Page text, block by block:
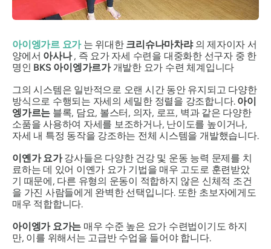
아이엥가르 요가는 위대한 크리슈나마차랴의 제자이자 서
양에서 아사나 , 즉 요가 자세 수련을 대중화한 선구자 중 한
명인 BKS 아이엥가르가개발한 요가 수련 체계입니다
그의 시스템은 일반적으로 오랜 시간 동안 유지되고 다양한
방식으로 수행되는 자세의 세밀한 정렬을 강조합니다. 아이
엥가르는 블록, 담요, 볼스터, 의자, 로프, 벽과 같은 다양한
소품을 사용하여 자세를 보조하거나, 난이도를 높이거나,
자세 내 특정 동작을 강조하는 전체 시스템을 개발했습니다.
이옌가 요가강사들은 다양한 건강 및 운동 능력 문제를 치
료하는 데 있어 이옌가 요가 기법을 매우 고도로 훈련받았
기 때문에, 다른 유형의 운동이 적합하지 않은 신체적 조건
을 가진 사람들에게 완벽한 선택입니다. 또한 초보자에게도
매우 적합합니다.
아이엥가 요가는 매우 수준 높은 요가 수련법이기도 하지
만, 이를 위해서는 고급반 수업을 들어야 합니다.